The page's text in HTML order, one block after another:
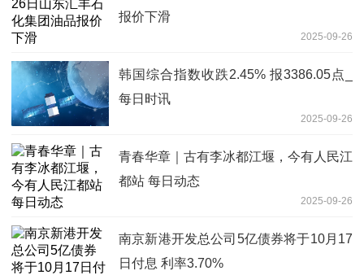
报价下滑
2025-09-26
韩国综合指数收跌2.45% 报3386.05点_
每日时讯
2025-09-26
青春华章｜古有李冰都江堰，今有人民江
都站 每日动态
2025-09-26
南京新港开发总公司5亿债券将于10月17
日付息 利率3.70%